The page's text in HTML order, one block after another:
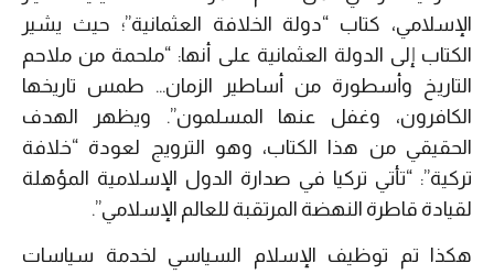
الإسلامي، كتاب “دولة الخلافة العثمانية”؛ حيث يشير
الكتاب إلى الدولة العثمانية على أنها: “ملحمة من ملاحم
التاريخ وأسطورة من أساطير الزمان… طمس تاريخها
الكافرون، وغفل عنها المسلمون”. ويظهر الهدف
الحقيقي من هذا الكتاب، وهو الترويج لعودة “خلافة
تركية”: “تأتي تركيا في صدارة الدول الإسلامية المؤهلة
لقيادة قاطرة النهضة المرتقبة للعالم الإسلامي”.
هكذا تم توظيف الإسلام السياسي لخدمة سياسات